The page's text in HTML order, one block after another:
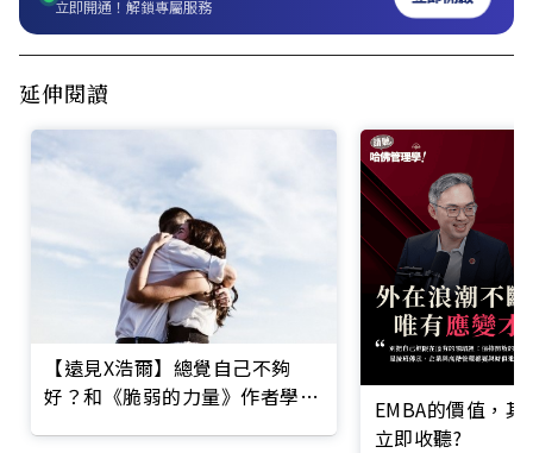
立即開通！解鎖專屬服務
延伸閱讀
【遠見X浩爾】總覺自己不夠
好？和《脆弱的力量》作者學
EMBA的價值，
立即收聽?